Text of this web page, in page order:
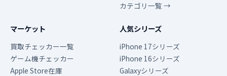
カテゴリ一覧 →
マーケット
買取チェッカー一覧
ゲーム機チェッカー
Apple Store在庫
人気シリーズ
iPhone 17シリーズ
iPhone 16シリーズ
Galaxyシリーズ